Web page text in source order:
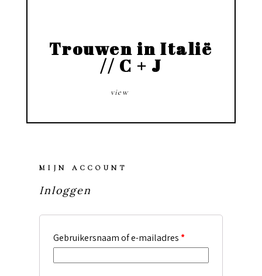
Trouwen in Italië
// C + J
view
MIJN ACCOUNT
Inloggen
Gebruikersnaam of e-mailadres *